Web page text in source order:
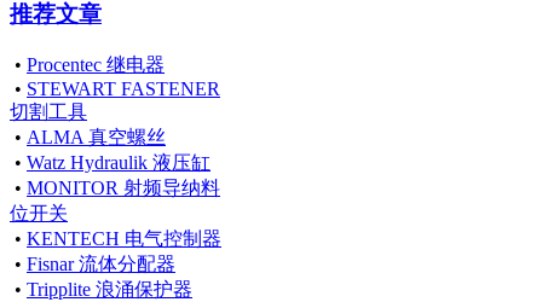
推荐文章
• Procentec 继电器
• STEWART FASTENER
切割工具
• ALMA 真空螺丝
• Watz Hydraulik 液压缸
• MONITOR 射频导纳料
位开关
• KENTECH 电气控制器
• Fisnar 流体分配器
• Tripplite 浪涌保护器